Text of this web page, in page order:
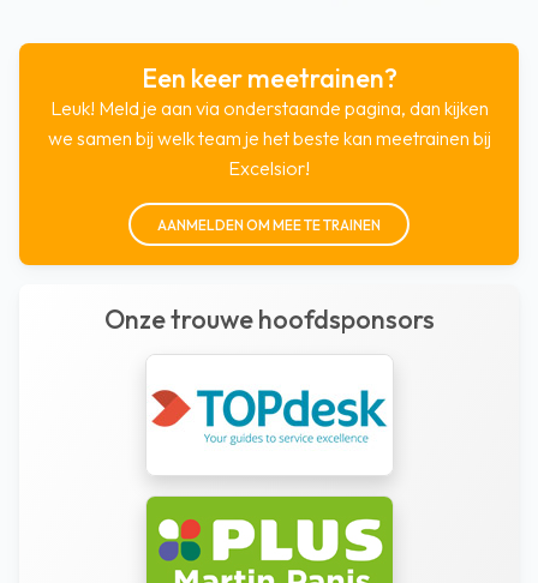
Een keer meetrainen?
Leuk! Meld je aan via onderstaande pagina, dan kijken
we samen bij welk team je het beste kan meetrainen bij
Excelsior!
AANMELDEN OM MEE TE TRAINEN
Onze trouwe hoofdsponsors